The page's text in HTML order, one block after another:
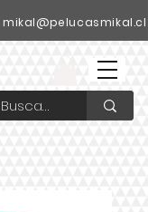
mikal@pelucasmikal.cl